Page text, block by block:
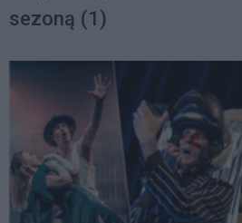
sezoną (1)